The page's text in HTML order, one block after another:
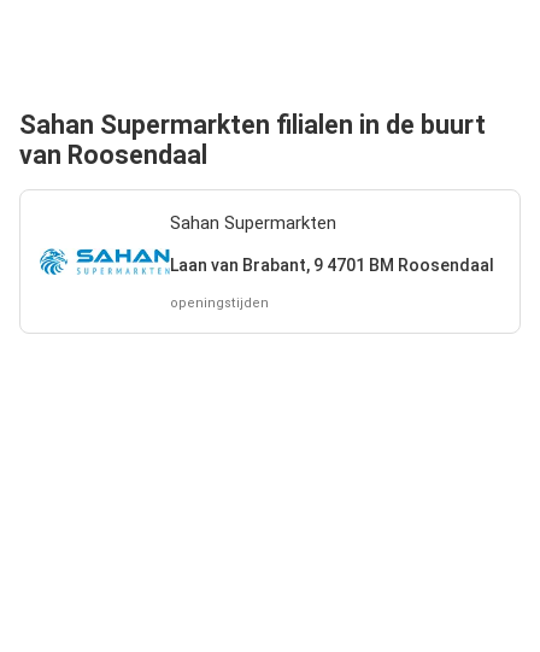
Sahan Supermarkten filialen in de buurt
van Roosendaal
Sahan Supermarkten
Laan van Brabant, 9 4701 BM Roosendaal
openingstijden